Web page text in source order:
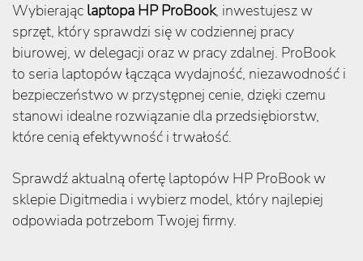
Wybierając laptopa HP ProBook, inwestujesz w
sprzęt, który sprawdzi się w codziennej pracy
biurowej, w delegacji oraz w pracy zdalnej. ProBook
to seria laptopów łącząca wydajność, niezawodność i
bezpieczeństwo w przystępnej cenie, dzięki czemu
stanowi idealne rozwiązanie dla przedsiębiorstw,
które cenią efektywność i trwałość.
Sprawdź aktualną ofertę laptopów HP ProBook w
sklepie Digitmedia i wybierz model, który najlepiej
odpowiada potrzebom Twojej firmy.